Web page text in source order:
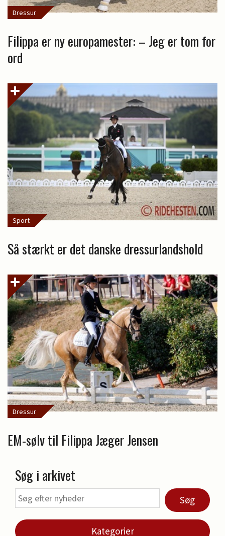
Dressur
Filippa er ny europamester: – Jeg er tom for
ord
Sport
Så stærkt er det danske dressurlandshold
Dressur
EM-sølv til Filippa Jæger Jensen
Søg i arkivet
Søg
Kategorier